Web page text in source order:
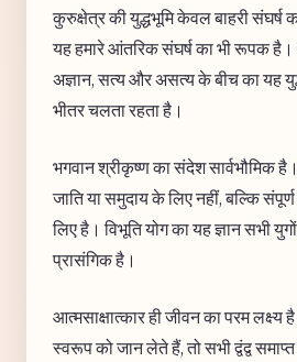
कुरुक्षेत्र की युद्धभूमि केवल बाहरी संघर्ष
यह हमारे आंतरिक संघर्ष का भी रूपक है।
अज्ञान, सत्य और असत्य के बीच का यह
भीतर चलता रहता है।
भगवान श्रीकृष्ण का संदेश सार्वभौमिक
जाति या समुदाय के लिए नहीं, बल्कि
लिए है। विभूति योग का यह ज्ञान सभी
प्रासंगिक है।
आत्मसाक्षात्कार ही जीवन का परम
स्वरूप को जान लेते हैं, तो सभी द्वंद्व समाप्त